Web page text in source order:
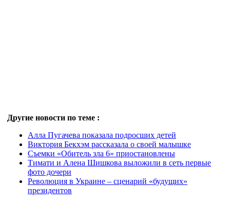
Другие новости по теме :
Алла Пугачева показала подросших детей
Виктория Бекхэм рассказала о своей малышке
Съемки «Обитель зла 6» приостановлены
Тимати и Алена Шишкова выложили в сеть первые
фото дочери
Революция в Украине – сценарий «будущих»
президентов